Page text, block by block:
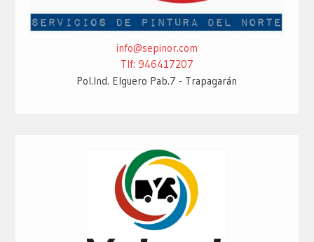
info@sepinor.com
Tlf: 946417207
Pol.Ind. Elguero Pab.7 - Trapagarán